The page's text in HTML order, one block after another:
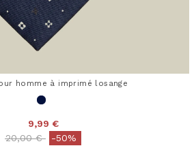
homme à imprimé losange
9,99 €
Price reduced from
20,00 €to-50%